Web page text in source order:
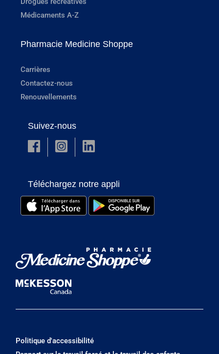
Médicaments A-Z
Pharmacie Medicine Shoppe
Carrières
Contactez-nous
Renouvellements
Suivez-nous
Téléchargez notre appli
Politique d'accessibilité